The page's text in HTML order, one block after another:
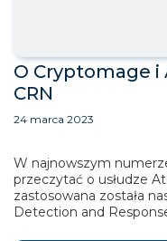
O Cryptomage
CRN
24 marca 2023
W najnowszym
przeczytać o usłudze
zastosowana została
Detection and